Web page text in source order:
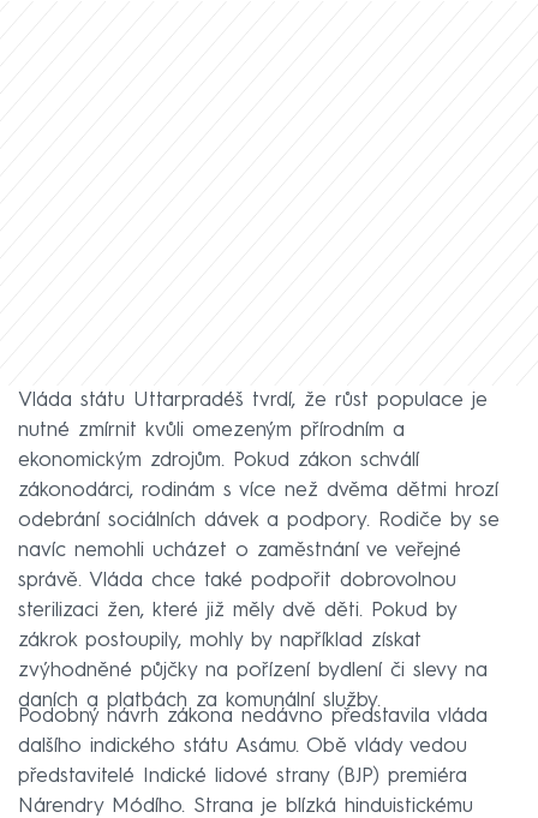
Vláda státu Uttarpradéš tvrdí, že růst populace je
nutné zmírnit kvůli omezeným přírodním a
ekonomickým zdrojům. Pokud zákon schválí
zákonodárci, rodinám s více než dvěma dětmi hrozí
odebrání sociálních dávek a podpory. Rodiče by se
navíc nemohli ucházet o zaměstnání ve veřejné
správě. Vláda chce také podpořit dobrovolnou
sterilizaci žen, které již měly dvě děti. Pokud by
zákrok postoupily, mohly by například získat
zvýhodněné půjčky na pořízení bydlení či slevy na
daních a platbách za komunální služby.
Podobný návrh zákona nedávno představila vláda
dalšího indického státu Asámu. Obě vlády vedou
představitelé Indické lidové strany (BJP) premiéra
Nárendry Módího. Strana je blízká hinduistickému